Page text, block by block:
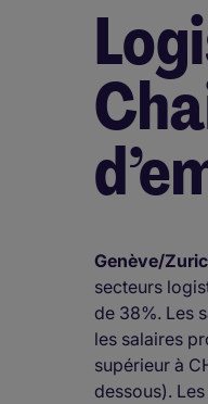
Genève/
secteurs
de 38%. Les
les salaires
supérieur à
dessous).